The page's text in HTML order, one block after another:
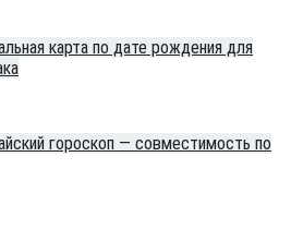
карта по дате рождения для
гороскоп — совместимость по